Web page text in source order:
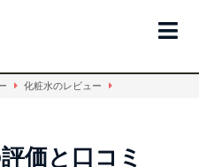
化粧水のレビュー
価と口コミ